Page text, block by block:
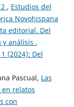
, Estudios del
Novohispana
editorial. Del
análisis ,
(2024): Del
Pascual, Las
relatos
con